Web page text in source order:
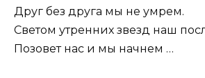
Дpуг без дpуга мы не умpем.
Светом утpенних звезд наш
Позовет нас и мы начнем …